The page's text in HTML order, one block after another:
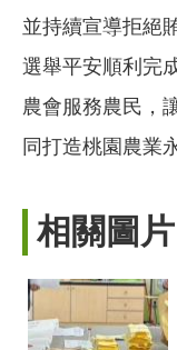
並持續宣導拒絕
選舉平安順利完
農會服務農民，
同打造桃園農業
相關圖片